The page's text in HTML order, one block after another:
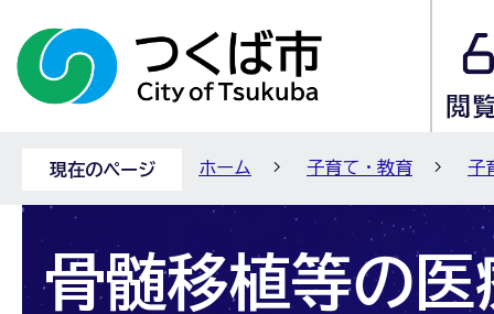
現在のページ ホーム 子育て・教育 子
骨髄移植等の医